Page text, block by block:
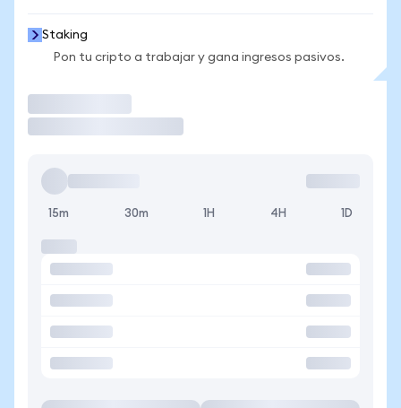
Staking
Pon tu cripto a trabajar y gana ingresos pasivos.
15m 30m 1H 4H 1D